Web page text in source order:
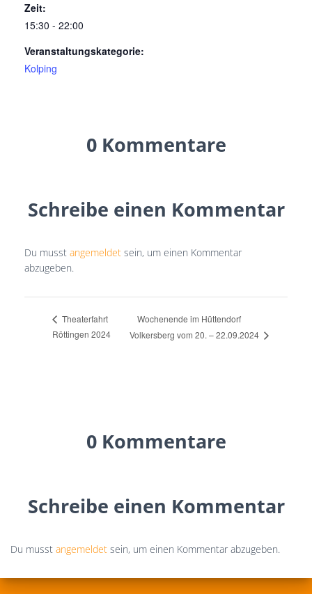
Zeit:
15:30 - 22:00
Veranstaltungskategorie:
Kolping
0 Kommentare
Schreibe einen Kommentar
Du musst angemeldet sein, um einen Kommentar
abzugeben.
Theaterfahrt
Röttingen 2024
Wochenende im Hüttendorf
Volkersberg vom 20. – 22.09.2024
0 Kommentare
Schreibe einen Kommentar
Du musst angemeldet sein, um einen Kommentar abzugeben.